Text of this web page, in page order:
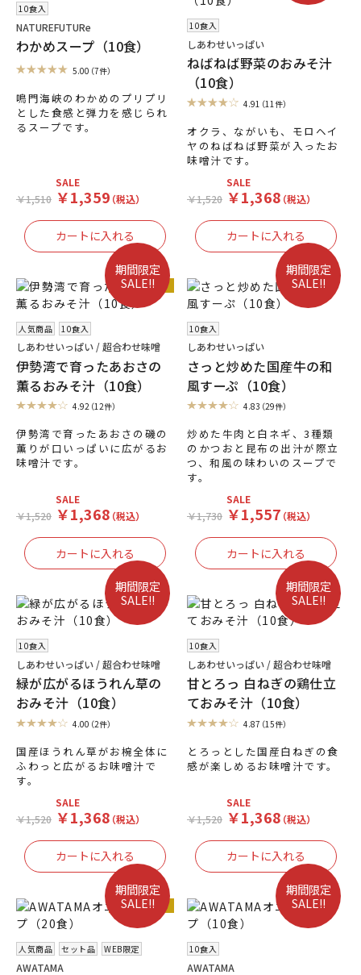
10食入
NATUREFUTURe
わかめスープ（10食）
5.00（7件）
鳴門海峡のわかめのプリプリ
とした食感と弾力を感じられ
るスープです。
￥1,510
SALE
￥1,359（税込）
10食入
しあわせいっぱい
ねばねば野菜のおみそ汁
（10食）
4.91（11件）
オクラ、ながいも、モロヘイ
ヤのねばねば野菜が入ったお
味噌汁です。
￥1,520
SALE
￥1,368（税込）
人気商品
期間限定
SALE!!
人気商品 10食入
しあわせいっぱい / 超合わせ味噌
伊勢湾で育ったあおさの
薫るおみそ汁（10食）
4.92（12件）
伊勢湾で育ったあおさの磯の
薫りが口いっぱいに広がるお
味噌汁です。
￥1,520
SALE
￥1,368（税込）
期間限定
SALE!!
10食入
しあわせいっぱい
さっと炒めた国産牛の和
風すーぷ（10食）
4.83（29件）
炒めた牛肉と白ネギ、3種類
のかつおと昆布の出汁が際立
つ、和風の味わいのスープで
す。
￥1,730
SALE
￥1,557（税込）
期間限定
SALE!!
10食入
しあわせいっぱい / 超合わせ味噌
緑が広がるほうれん草の
おみそ汁（10食）
4.00（2件）
国産ほうれん草がお椀全体に
ふわっと広がるお味噌汁で
す。
￥1,520
SALE
￥1,368（税込）
期間限定
SALE!!
10食入
しあわせいっぱい / 超合わせ味噌
甘とろっ 白ねぎの鶏仕立
ておみそ汁（10食）
4.87（15件）
とろっとした国産白ねぎの食
感が楽しめるお味噌汁です。
￥1,520
SALE
￥1,368（税込）
人気商品
期間限定
SALE!!
人気商品 セット品 WEB限定
AWATAMA
期間限定
SALE!!
10食入
AWATAMA